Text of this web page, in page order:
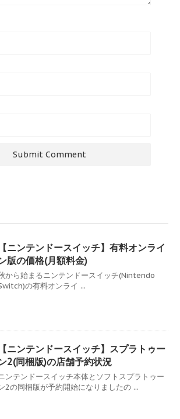
【ニンテンドースイッチ】有料オンライ
版の価格(月額料金)
から始まるニンテンドースイッチ(Nintendo
の有料オンライ ...
【ニンテンドースイッチ】スプラトゥー
2(同梱版)の店舗予約状況
ンテンドースイッチ本体とソフトスプラトゥー
2の同梱版が予約開始になりましたの ...